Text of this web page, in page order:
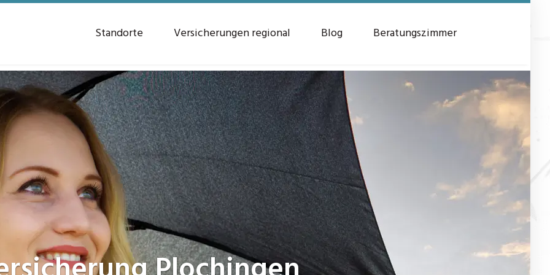
Standorte Versicherungen regional Blog Beratungszimmer